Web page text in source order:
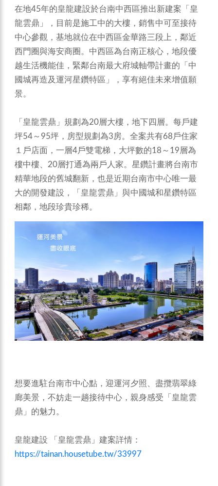
在地45年的皇龍建設於台南中西區推出新建案「皇
龍雲鼎」，目前是施工中的大樓，銷售中可至接待
中心參觀，基地就位在中西區金華路三段上，鄰近
西門圈與海安商圈。中西區為台南正核心，地段優
越生活機能佳，緊鄰台南最大府城軸帶計畫的「中
國城再造及運河星鑽特區」，享有絕佳未來增值願
景。
「皇龍雲鼎」規劃為20層大樓，地下四層。每戶建
坪54～95坪，房型規劃為3房。全案共有68戶住家
１戶店面，一層4戶雙電梯，大坪數的18～19層為
樓中樓、20層打通為兩戶人家。星鑽計畫將台南市
精華地段的舊城翻新，也是近期台南市中心唯一最
大的開發建設，「皇龍雲鼎」與中國城和星鑽特區
相鄰，地段珍貴珍稀。
想要進駐台南市中心點，迎運河夕照、盡攬翡翠綠
廊美景，不妨走一趟接待中心，親身感受「皇龍雲
鼎」的魅力。
皇龍建設 「皇龍雲鼎」建案詳情：
https://tainan.housetube.tw/33997